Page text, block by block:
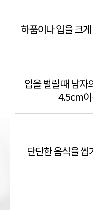
하품이나 입을 크
입을 벌릴 때 남자
4.5cm이
단단한 음식을 씹